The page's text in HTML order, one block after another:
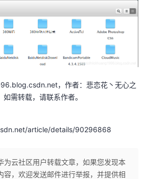
，作者：悲恋花丶无心之
需转载，请联系作者。
article/details/90296868
为云社区用户转载文章，如果您发现本
容，欢迎发送邮件进行举报，并提供相